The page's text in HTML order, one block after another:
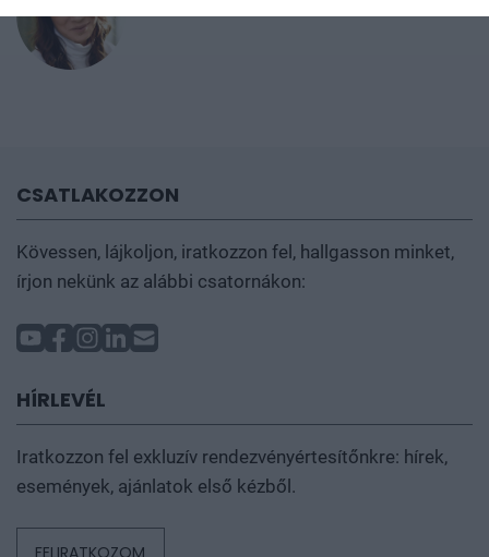
CSATLAKOZZON
Kövessen, lájkoljon, iratkozzon fel, hallgasson minket,
írjon nekünk az alábbi csatornákon:
HÍRLEVÉL
Iratkozzon fel exkluzív rendezvényértesítőnkre: hírek,
események, ajánlatok első kézből.
FELIRATKOZOM